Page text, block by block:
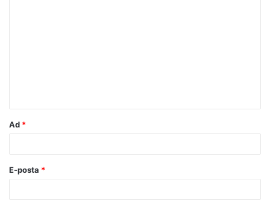
Ad *
E-posta *